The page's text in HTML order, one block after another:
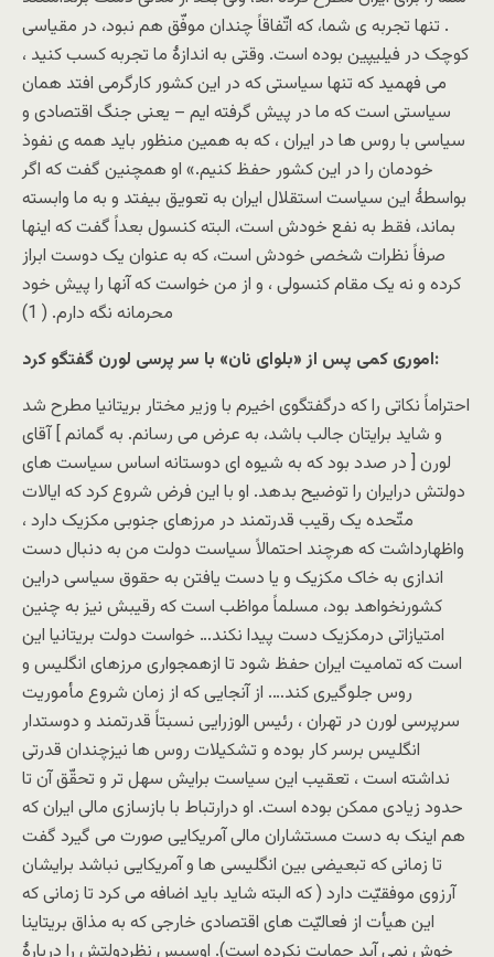
. تنها تجربه ی شما، که اتّفاقاً چندان موفّق هم نبود، در مقیاسی
کوچک در فیلیپین بوده است. وقتی به اندازۀ ما تجربه کسب کنید ،
می فهمید که تنها سیاستی که در این کشور کارگرمی افتد همان
سیاستی است که ما در پیش گرفته ایم – یعنی جنگ اقتصادی و
سیاسی با روس ها در ایران ، که به همین منظور باید همه ی نفوذ
خودمان را در این کشور حفظ کنیم.» او همچنین گفت که اگر
بواسطۀ این سیاست استقلال ایران به تعویق بیفتد و به ما وابسته
بماند، فقط به نفع خودش است، البته کنسول بعداً گفت که اینها
صرفاً نظرات شخصی خودش است، که به عنوان یک دوست ابراز
کرده و نه یک مقام کنسولی ، و از من خواست که آنها را پیش خود
محرمانه نگه دارم. ( 1)
اموری کمی پس از «بلوای نان» با سر پرسی لورن گفتگو کرد:
احتراماً نکاتی را که درگفتگوی اخیرم با وزیر مختار بریتانیا مطرح شد
و شاید برایتان جالب باشد، به عرض می رسانم. به گمانم ] آقای
لورن [ در صدد بود که به شیوه ای دوستانه اساس سیاست های
دولتش درایران را توضیح بدهد. او با این فرض شروع کرد که ایالات
متّحده یک رقیب قدرتمند در مرزهای جنوبی مکزیک دارد ،
واظهارداشت که هرچند احتمالاً سیاست دولت من به دنبال دست
اندازی به خاک مکزیک و یا دست یافتن به حقوق سیاسی دراین
کشورنخواهد بود، مسلماً مواظب است که رقیبش نیز به چنین
امتیازاتی درمکزیک دست پیدا نکند… خواست دولت بریتانیا این
است که تمامیت ایران حفظ شود تا ازهمجواری مرزهای انگلیس و
روس جلوگیری کند…. از آنجایی که از زمان شروع مأموریت
سرپرسی لورن در تهران ، رئیس الوزرایی نسبتاً قدرتمند و دوستدار
انگلیس برسر کار بوده و تشکیلات روس ها نیزچندان قدرتی
نداشته است ، تعقیب این سیاست برایش سهل تر و تحقّق آن تا
حدود زیادی ممکن بوده است. او درارتباط با بازسازی مالی ایران که
هم اینک به دست مستشاران مالی آمریکایی صورت می گیرد گفت
تا زمانی که تبعیضی بین انگلیسی ها و آمریکایی نباشد برایشان
آرزوی موفقیّت دارد ( که البته شاید باید اضافه می کرد تا زمانی که
این هیأت از فعالیّت های اقتصادی خارجی که به مذاق بریتاینا